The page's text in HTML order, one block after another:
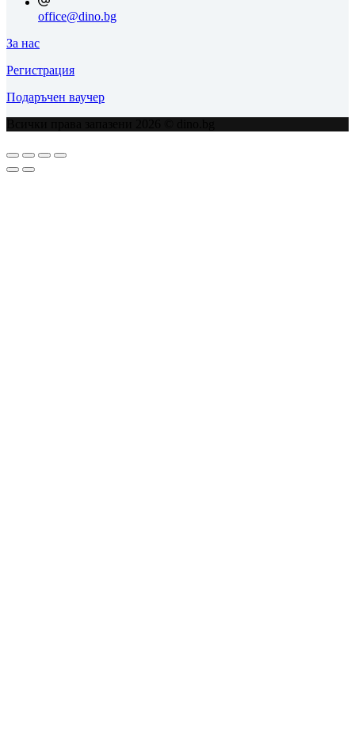
office@dino.bg
За нас
Регистрация
Подаръчен ваучер